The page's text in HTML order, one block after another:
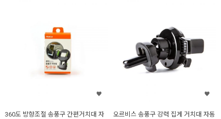
360도 방향조절 송풍구 간편거치대 자
오르비스 송풍구 강력 집게 거치대 자동